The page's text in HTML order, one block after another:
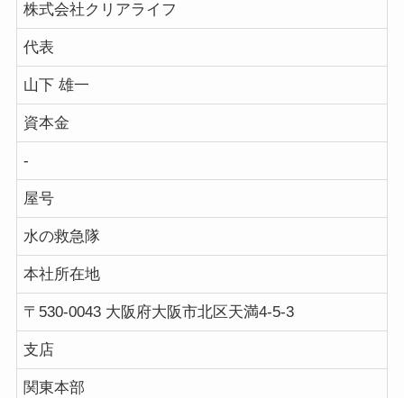
株式会社クリアライフ
代表
山下 雄一
資本金
-
屋号
水の救急隊
本社所在地
〒530-0043 大阪府大阪市北区天満4-5-3
支店
関東本部